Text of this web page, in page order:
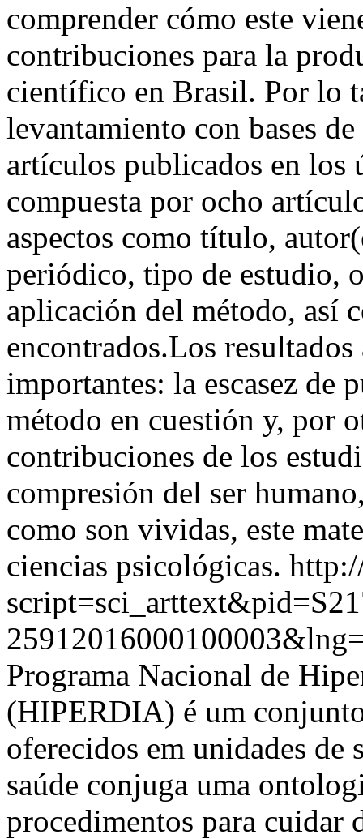
comprender cómo este
contribuciones para la
científico en Brasil. Por lo
levantamiento con bases
artículos publicados en los
compuesta por ocho
aspectos como título,
periódico, tipo de estudio,
aplicación del método, así
encontrados.Los
importantes: la escasez de
método en cuestión y, por
contribuciones de los
compresión del ser
como son vividas, este
ciencias psicológicas.
Programa Nacional de
(HIPERDIA) é um
oferecidos em unidades de
saúde conjuga uma
procedimentos para cuidar